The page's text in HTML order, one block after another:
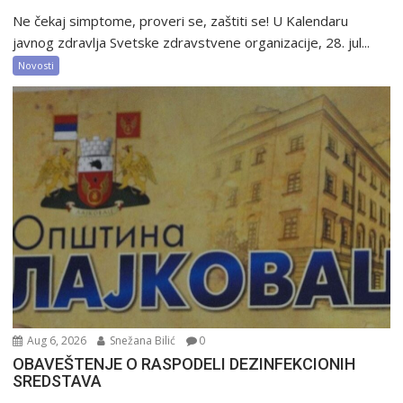
Ne čekaj simptome, proveri se, zaštiti se! U Kalendaru
javnog zdravlja Svetske zdravstvene organizacije, 28. jul...
Novosti
Aug 6, 2026 Snežana Bilić 0
OBAVEŠTENJE O RASPODELI DEZINFEKCIONIH
SREDSTAVA